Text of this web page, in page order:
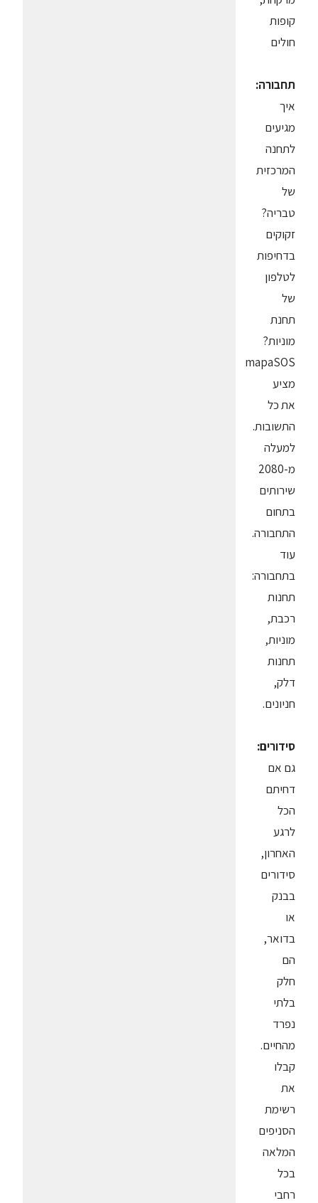
קופות
חולים
תחבורה:
איך
מגיעים
לתחנה
המרכזית
של
טבריה?
זקוקים
בדחיפות
לטלפון
של
תחנת
מוניות?
mapaSOS
מציע
את כל
התשובות.
למעלה
מ-2080
שירותים
בתחום
התחבורה.
עוד
בתחבורה:
תחנות
רכבת,
מוניות,
תחנות
דלק,
חניונים.
סידורים:
גם אם
דחיתם
הכל
לרגע
האחרון,
סידורים
בבנק
או
בדואר,
הם
חלק
בלתי
נפרד
מהחיים.
קבלו
את
רשימת
הסניפים
המלאה
בכל
רחבי